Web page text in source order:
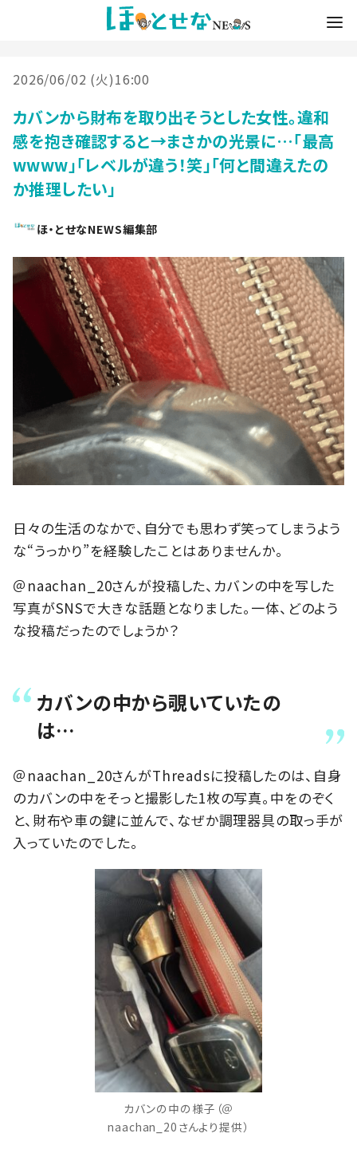
2026/06/02 (火)16:00
カバンから財布を取り出そうとした女性。違和
感を抱き確認すると→まさかの光景に…「最高
wwww」「レベルが違う！笑」「何と間違えたの
か推理したい」
ほ・とせなNEWS編集部
日々の生活のなかで、自分でも思わず笑ってしまうよう
な“うっかり”を経験したことはありませんか。
＠naachan_20さんが投稿した、カバンの中を写した
写真がSNSで大きな話題となりました。一体、どのよう
な投稿だったのでしょうか？
カバンの中から覗いていたの
は…
＠naachan_20さんがThreadsに投稿したのは、自身
のカバンの中をそっと撮影した1枚の写真。中をのぞく
と、財布や車の鍵に並んで、なぜか調理器具の取っ手が
入っていたのでした。
カバンの中の様子（＠
naachan_20さんより提供）